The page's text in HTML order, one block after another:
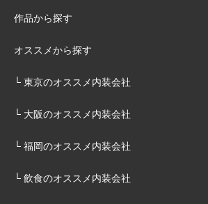
作品から探す
オススメから探す
└ 東京のオススメ内装会社
└ 大阪のオススメ内装会社
└ 福岡のオススメ内装会社
└ 飲食のオススメ内装会社